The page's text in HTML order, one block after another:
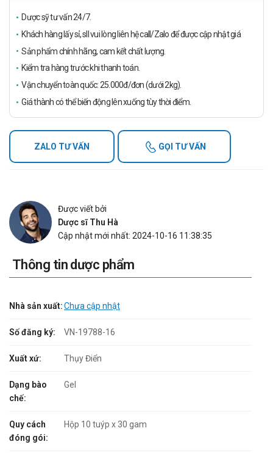
Dược sỹ tư vấn 24/7.
Khách hàng lấy sỉ, sll vui lòng liên hệ call/Zalo để được cập nhật giá
Sản phẩm chính hãng, cam kết chất lượng.
Kiểm tra hàng trước khi thanh toán.
Vận chuyển toàn quốc: 25.000đ/đơn (dưới 2kg).
Giá thành có thể biến động lên xuống tùy thời điểm.
ZALO TƯ VẤN GỌI TƯ VẤN
Được viết bởi
Dược sĩ Thu Hà
Cập nhật mới nhất: 2024-10-16 11:38:35
Thông tin dược phẩm
Nhà sản xuất:Chưa cập nhật
Số đăng ký: VN-19788-16
Xuất xứ: Thụy Điển
Dạng bào
chế:
Gel
Quy cách
đóng gói:
Hộp 10 tuýp x 30 gam